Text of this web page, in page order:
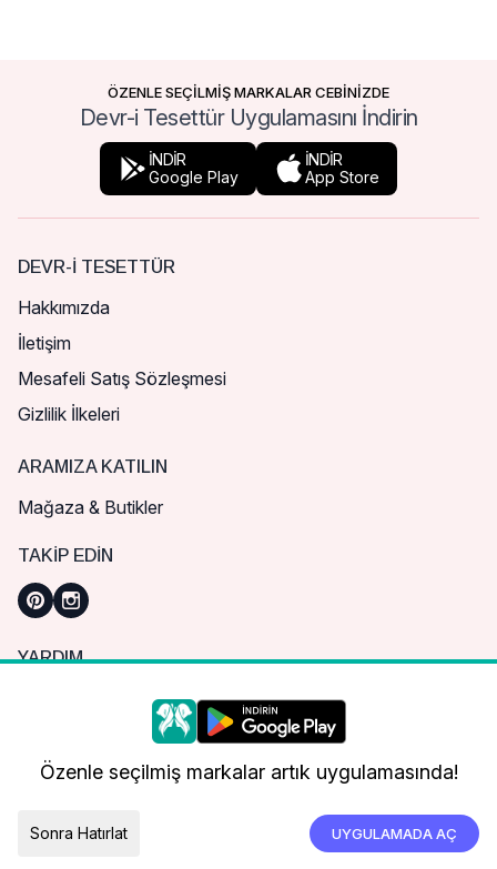
ÖZENLE SEÇİLMİŞ MARKALAR CEBİNİZDE
Devr-i Tesettür Uygulamasını İndirin
İNDİR
Google Play
İNDİR
App Store
DEVR-I TESETTÜR
Hakkımızda
İletişim
Mesafeli Satış Sözleşmesi
Gizlilik İlkeleri
ARAMIZA KATILIN
Mağaza & Butikler
TAKIP EDIN
YARDIM
Sık Sorulan Sorular
Nasıl Sipariş Verebilirim?
Kargo ve Teslimat
Daha iyi bir alışveriş deneyimi için çerezleri
kullanıyoruz.
Özenle seçilmiş markalar artık uygulamasında!
Sonra Hatırlat UYGULAMADA AÇ